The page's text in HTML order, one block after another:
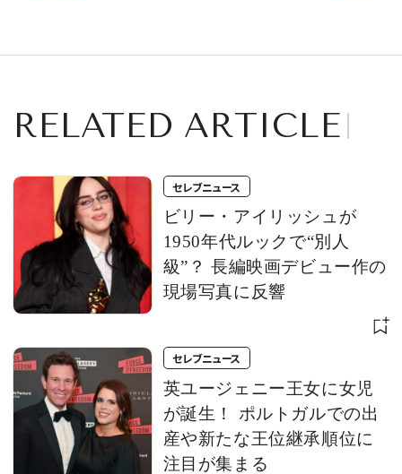
マンなど多くのス
RELATED ARTICLE
セレブニュース
ビリー・アイリッシュが
1950年代ルックで“別人
級”？ 長編映画デビュー作の
現場写真に反響
セレブニュース
英ユージェニー王女に女児
が誕生！ ポルトガルでの出
産や新たな王位継承順位に
注目が集まる